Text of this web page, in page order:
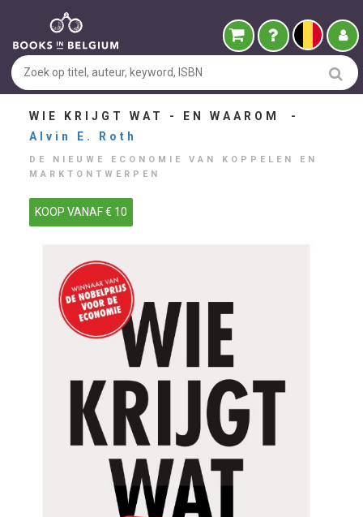
WIE KRIJGT WAT - EN WAAROM -
Alvin E. Roth
DE NIEUWE ECONOMIE VAN KOPPELEN EN
MARKTONTWERPEN
KOOP VANAF € 10